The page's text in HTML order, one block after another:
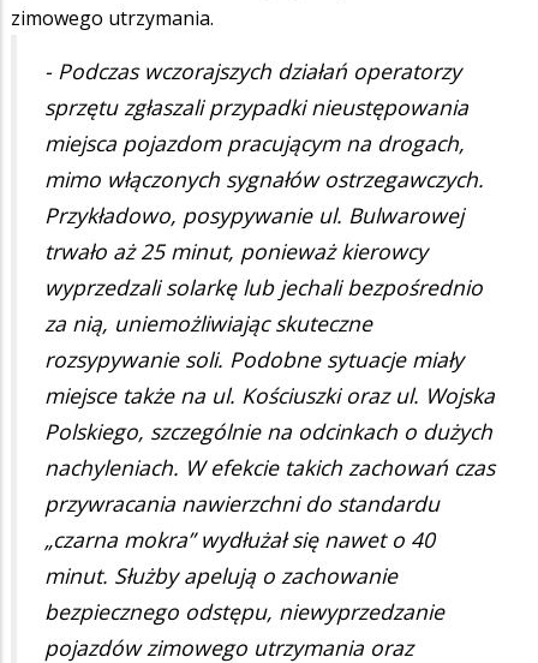
zimowego utrzymania.
- Podczas wczorajszych działań operatorzy
sprzętu zgłaszali przypadki nieustępowania
miejsca pojazdom pracującym na drogach,
mimo włączonych sygnałów ostrzegawczych.
Przykładowo, posypywanie ul. Bulwarowej
trwało aż 25 minut, ponieważ kierowcy
wyprzedzali solarkę lub jechali bezpośrednio
za nią, uniemożliwiając skuteczne
rozsypywanie soli. Podobne sytuacje miały
miejsce także na ul. Kościuszki oraz ul. Wojska
Polskiego, szczególnie na odcinkach o dużych
nachyleniach. W efekcie takich zachowań czas
przywracania nawierzchni do standardu
„czarna mokra” wydłużał się nawet o 40
minut. Służby apelują o zachowanie
bezpiecznego odstępu, niewyprzedzanie
pojazdów zimowego utrzymania oraz